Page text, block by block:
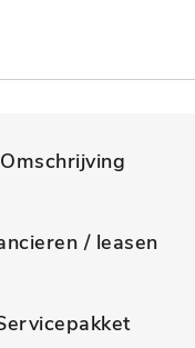
Omschrijving
/ leasen